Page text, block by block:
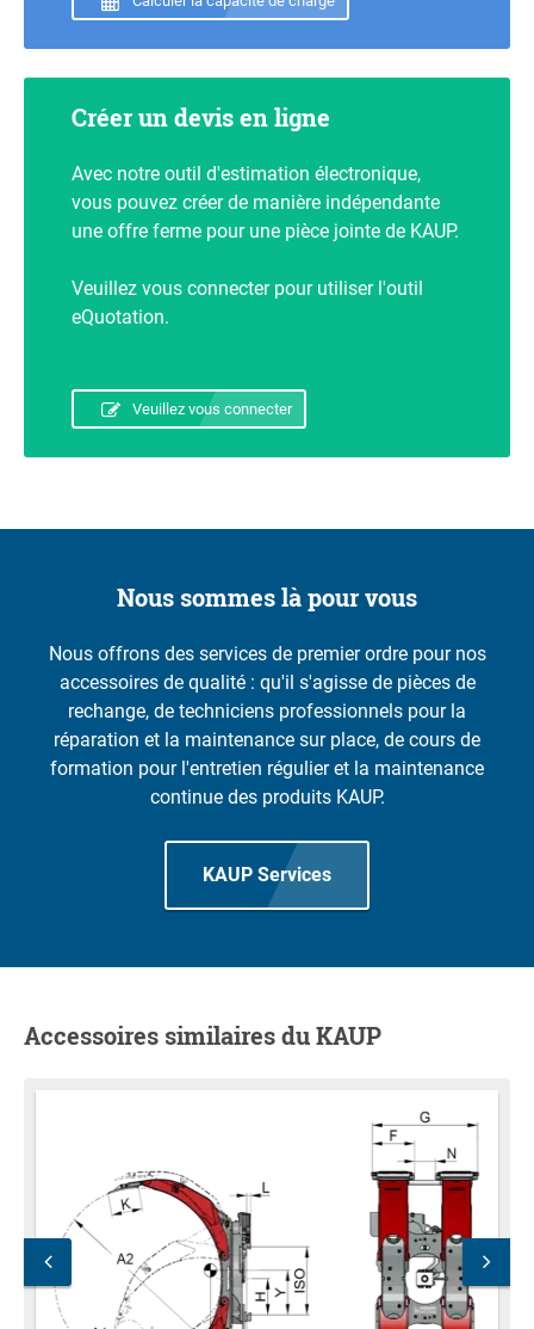
Créer un devis en ligne
Avec notre outil d'estimation électronique,
vous pouvez créer de manière indépendante
une offre ferme pour une pièce jointe de KAUP.
Veuillez vous connecter pour utiliser l'outil
eQuotation.
Veuillez vous connecter
Nous sommes là pour vous
Nous offrons des services de premier ordre pour nos
accessoires de qualité : qu'il s'agisse de pièces de
rechange, de techniciens professionnels pour la
réparation et la maintenance sur place, de cours de
formation pour l'entretien régulier et la maintenance
continue des produits KAUP.
KAUP Services
Accessoires similaires du KAUP